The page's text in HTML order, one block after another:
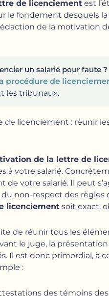
de licenciement est
le fondement desquels
de la motivation
un salarié pour faute ?
procédure de
les tribunaux.
de licenciement : réunir
de la lettre de
à votre salarié.
de votre salarié. Il peut
non-respect des règles
licenciement soit exact,
de réunir tous les
le juge, la
Il est donc primordial, à
:
des témoins des